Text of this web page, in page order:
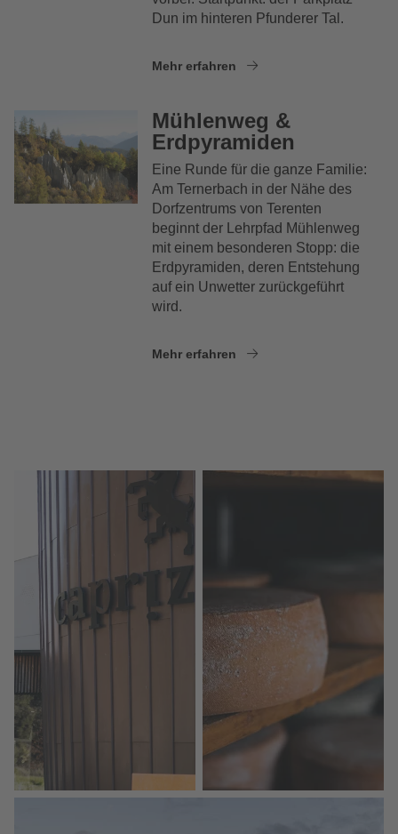
Dun im hinteren Pfunderer Tal.
Mehr erfahren
Mühlenweg &
Erdpyramiden
Eine Runde für die ganze Familie:
Am Ternerbach in der Nähe des
Dorfzentrums von Terenten
beginnt der Lehrpfad Mühlenweg
mit einem besonderen Stopp: die
Erdpyramiden, deren Entstehung
auf ein Unwetter zurückgeführt
wird.
Mehr erfahren